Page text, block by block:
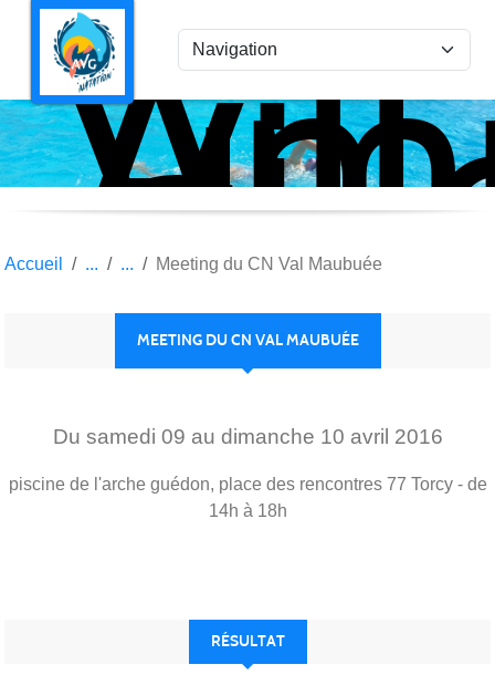
la
Accueil Meeting du CN Val Maubuée
MEETING DU CN VAL MAUBUÉE
Du samedi 09 au dimanche 10 avril 2016
piscine de l'arche guédon, place des rencontres 77 Torcy - de
14h à 18h
RÉSULTAT
Panneau de gestion des cookies